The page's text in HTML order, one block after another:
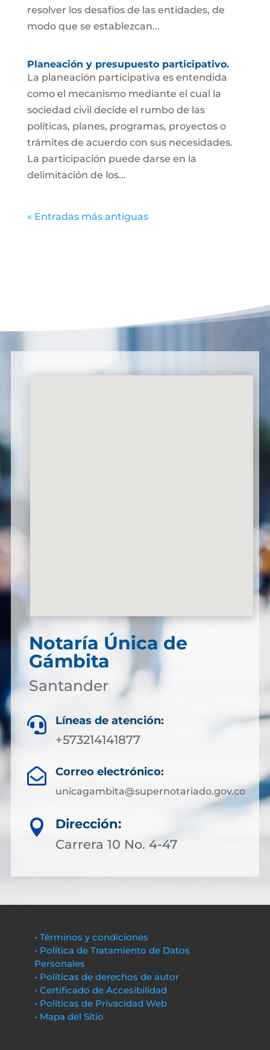
resolver los desafíos de las entidades, de
modo que se establezcan...
Planeación y presupuesto participativo.
La planeación participativa es entendida
como el mecanismo mediante el cual la
sociedad civil decide el rumbo de las
políticas, planes, programas, proyectos o
trámites de acuerdo con sus necesidades.
La participación puede darse en la
delimitación de los...
« Entradas más antiguas
Notaría Única de
Gámbita
Santander
 Líneas de atención:
+573214141877
 Correo electrónico:
unicagambita@supernotariado.gov.co

Dirección:
Carrera 10 No. 4-47
• Términos y condiciones
• Política de Tratamiento de Datos
Personales
• Políticas de derechos de autor
• Certificado de Accesibilidad
• Políticas de Privacidad Web
• Mapa del Sitio